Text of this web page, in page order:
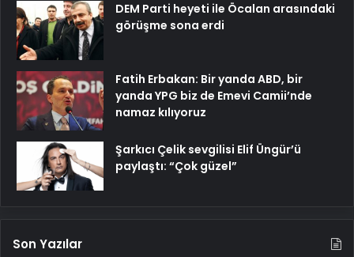
DEM Parti heyeti ile Öcalan arasındaki
görüşme sona erdi
Fatih Erbakan: Bir yanda ABD, bir
yanda YPG biz de Emevi Camii’nde
namaz kılıyoruz
Şarkıcı Çelik sevgilisi Elif Üngür’ü
paylaştı: “Çok güzel”
Son Yazılar